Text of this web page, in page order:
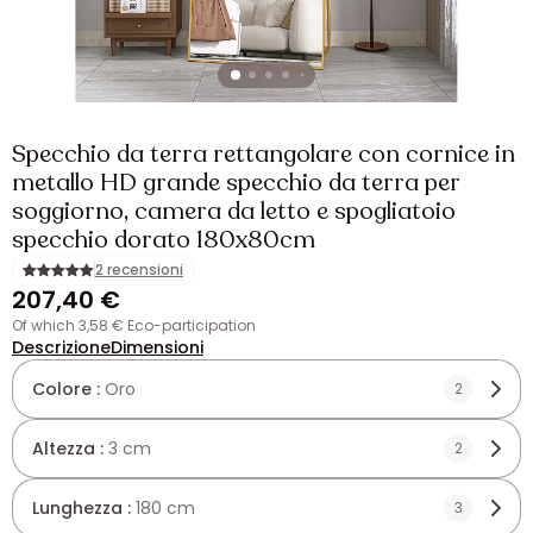
Specchio da terra rettangolare con cornice in
metallo HD grande specchio da terra per
soggiorno, camera da letto e spogliatoio
specchio dorato 180x80cm
2 recensioni
207,40 €
of which 3,58 € Eco-participation
DescrizioneDimensioni
Colore : Oro 2
Altezza : 3 cm 2
Lunghezza : 180 cm 3